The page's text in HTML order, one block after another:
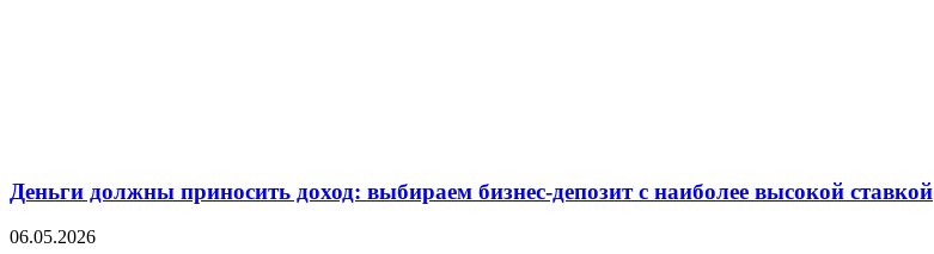
Деньги должны приносить доход: выбираем бизнес-депозит с наиболее высокой ставкой
06.05.2026